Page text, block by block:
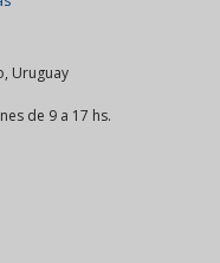
Uruguay
de 9 a 17 hs.